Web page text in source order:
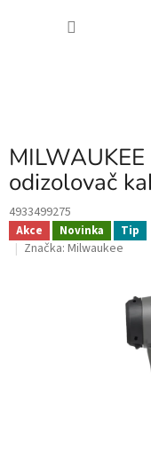
odizolovač
4933499275
Akce Novinka Tip
Značka: Milwaukee